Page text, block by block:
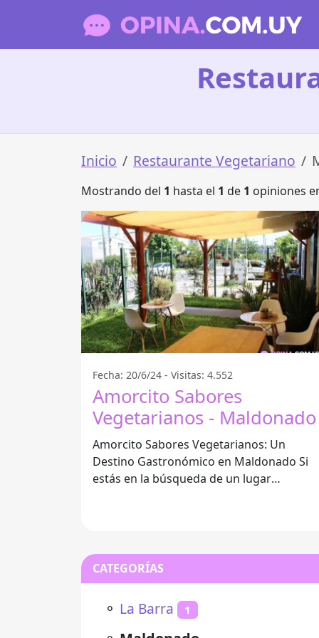
Inicio Restaurante Vegetariano
Mostrando del 1 hasta el 1 de 1 opiniones
Fecha: 20/6/24 - Visitas: 4.552
Amorcito Sabores
Vegetarianos - Maldonado
Amorcito Sabores Vegetarianos: Un
Destino Gastronómico en Maldonado Si
estás en la búsqueda de un lugar
CATEGORÍAS
⚬ La Barra 1